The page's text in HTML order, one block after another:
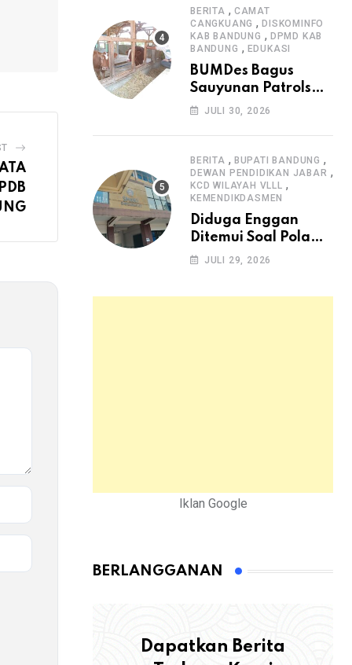
Antusias
BERITA , CAMAT
CANGKUANG ,DISKOMINFO
KAB BANDUNG , DPMD KAB
BANDUNG , EDUKASI
BUMDes Bagus
Sauyunan Patrolsari
Alokasikan 20
untuk Ketahanan
Pangan Hewani dan
Nabati
JULI 30, 2026
BERITA , BUPATI BANDUNG ,
DEWAN PENDIDIKAN JABAR ,
KCD WILAYAH VLLL ,
KEMENDIKDASMEN
Diduga Enggan
Ditemui Soal Pola
SPMB, Kepsek SMAN
JULI 29, 2026
Iklan Google
BERLANGGANAN
Dapatkan Berita